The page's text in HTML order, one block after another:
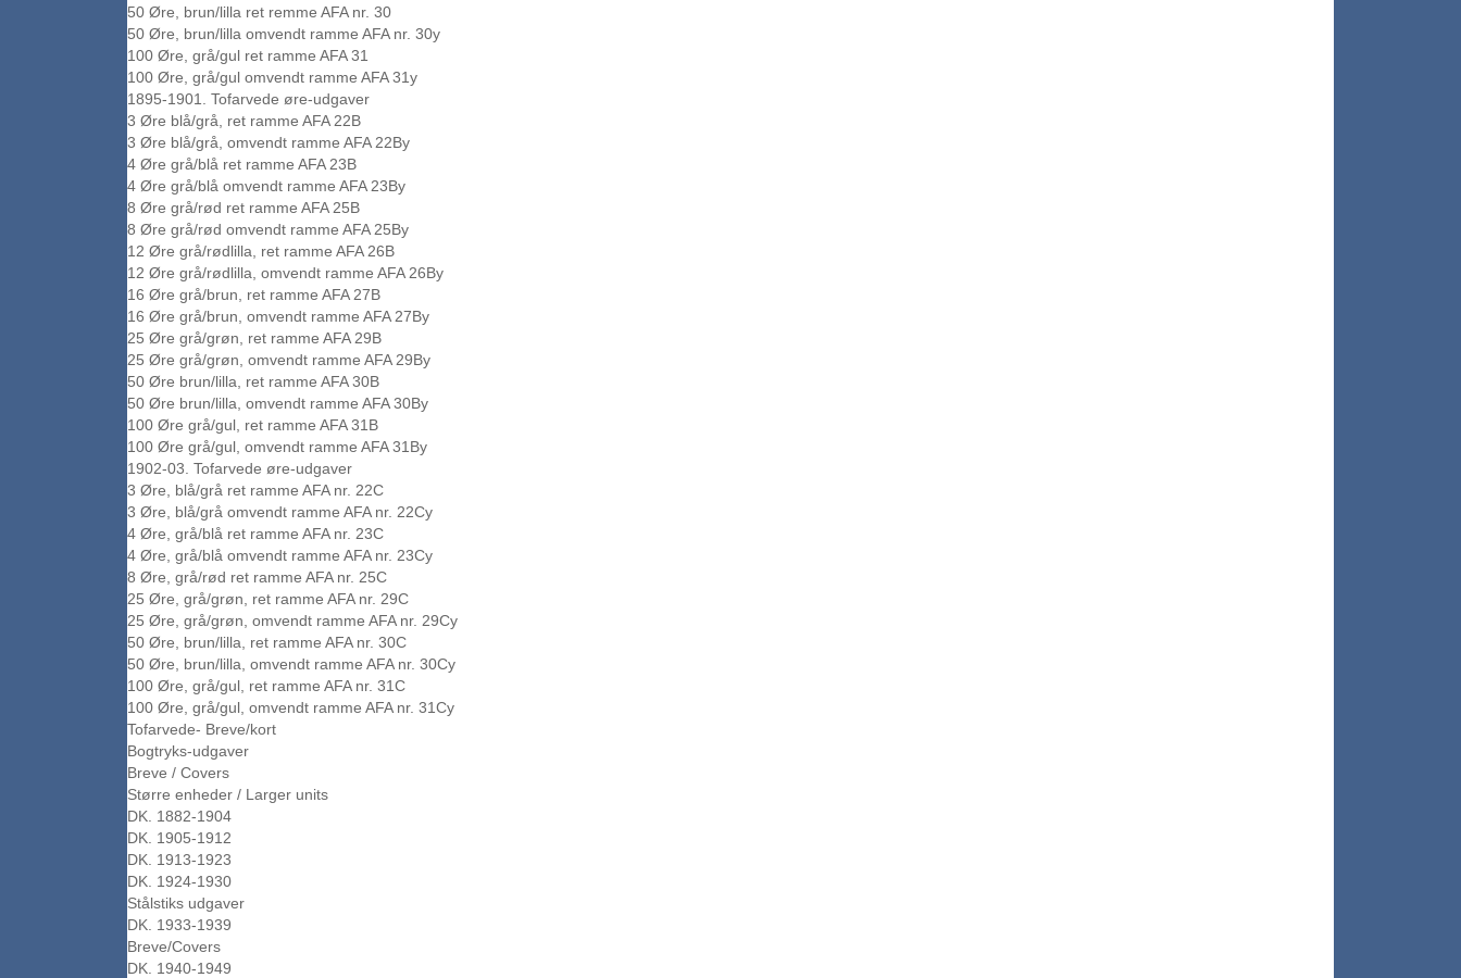
50 Øre, brun/lilla ret remme AFA nr. 30
50 Øre, brun/lilla omvendt ramme AFA nr. 30y
100 Øre, grå/gul ret ramme AFA 31
100 Øre, grå/gul omvendt ramme AFA 31y
1895-1901. Tofarvede øre-udgaver
3 Øre blå/grå, ret ramme AFA 22B
3 Øre blå/grå, omvendt ramme AFA 22By
4 Øre grå/blå ret ramme AFA 23B
4 Øre grå/blå omvendt ramme AFA 23By
8 Øre grå/rød ret ramme AFA 25B
8 Øre grå/rød omvendt ramme AFA 25By
12 Øre grå/rødlilla, ret ramme AFA 26B
12 Øre grå/rødlilla, omvendt ramme AFA 26By
16 Øre grå/brun, ret ramme AFA 27B
16 Øre grå/brun, omvendt ramme AFA 27By
25 Øre grå/grøn, ret ramme AFA 29B
25 Øre grå/grøn, omvendt ramme AFA 29By
50 Øre brun/lilla, ret ramme AFA 30B
50 Øre brun/lilla, omvendt ramme AFA 30By
100 Øre grå/gul, ret ramme AFA 31B
100 Øre grå/gul, omvendt ramme AFA 31By
1902-03. Tofarvede øre-udgaver
3 Øre, blå/grå ret ramme AFA nr. 22C
3 Øre, blå/grå omvendt ramme AFA nr. 22Cy
4 Øre, grå/blå ret ramme AFA nr. 23C
4 Øre, grå/blå omvendt ramme AFA nr. 23Cy
8 Øre, grå/rød ret ramme AFA nr. 25C
25 Øre, grå/grøn, ret ramme AFA nr. 29C
25 Øre, grå/grøn, omvendt ramme AFA nr. 29Cy
50 Øre, brun/lilla, ret ramme AFA nr. 30C
50 Øre, brun/lilla, omvendt ramme AFA nr. 30Cy
100 Øre, grå/gul, ret ramme AFA nr. 31C
100 Øre, grå/gul, omvendt ramme AFA nr. 31Cy
Tofarvede- Breve/kort
Bogtryks-udgaver
Breve / Covers
Større enheder / Larger units
DK. 1882-1904
DK. 1905-1912
DK. 1913-1923
DK. 1924-1930
Stålstiks udgaver
DK. 1933-1939
Breve/Covers
DK. 1940-1949